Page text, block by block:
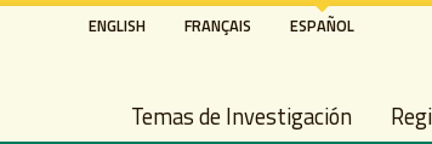
Pasar
principal
ENGLISH FRANÇAIS ESPAÑOL
Main navigation
Temas de Investigación